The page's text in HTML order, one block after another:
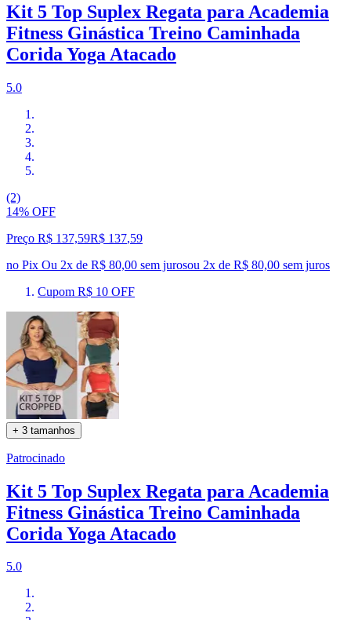
Kit 5 Top Suplex Regata para Academia
Fitness Ginástica Treino Caminhada
Corida Yoga Atacado
5.0
(2)
14% OFF
Preço R$ 137,59R$ 137,59
no Pix Ou 2x de R$ 80,00 sem jurosou 2x de R$ 80,00 sem juros
Cupom R$ 10 OFF
+ 3 tamanhos
Patrocinado
Kit 5 Top Suplex Regata para Academia
Fitness Ginástica Treino Caminhada
Corida Yoga Atacado
5.0